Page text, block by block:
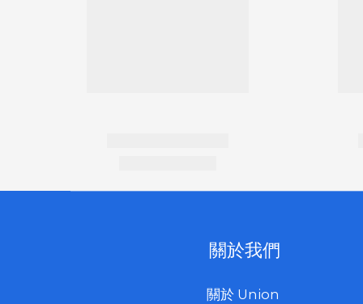
關於我們
關於 Union